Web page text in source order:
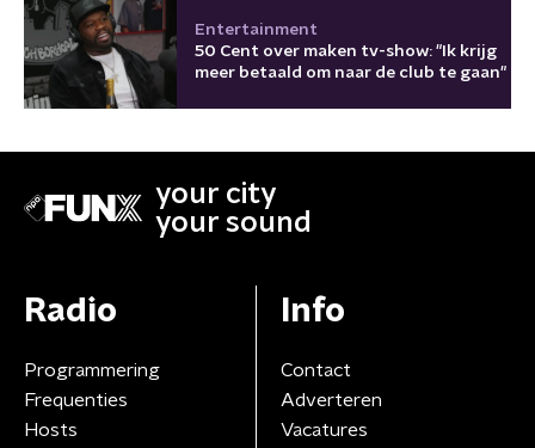
Entertainment
50 Cent over maken tv-show: "Ik krijg
meer betaald om naar de club te gaan"
your city
your sound
Radio
Programmering
Frequenties
Hosts
Info
Contact
Adverteren
Vacatures